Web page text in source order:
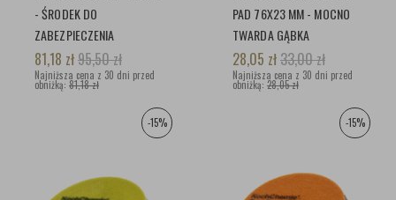
- ŚRODEK DO
ZABEZPIECZENIA
PLASTIKÓW W ŚRODKU
81,18 zł95,50zł
Najniższa cena z 30 dni przed
obniżką: 81,18 zł
PAD 76X23 MM - MOCNO
TWARDA GĄBKA
POLERSKA
28,05 zł33,00zł
Najniższa cena z 30 dni przed
obniżką: 28,05 zł
-15% -15%